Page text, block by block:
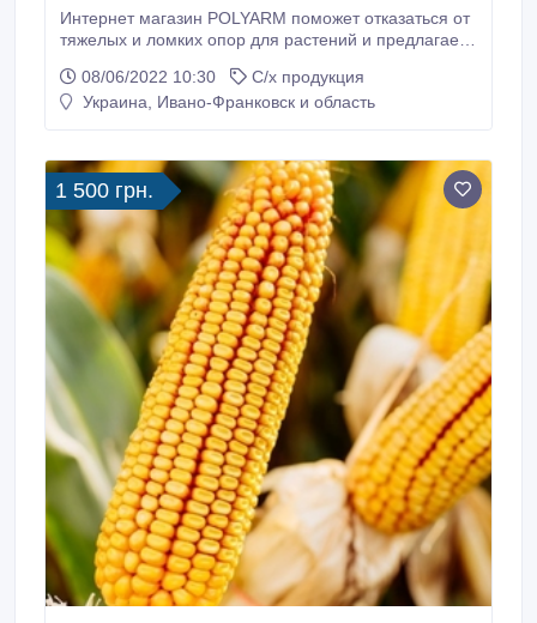
Интернет магазин POLYARM поможет отказаться от
тяжелых и ломких опор для растений и предлагает
композитных материалов. Производим Опоры и
колышки для растений из композитных материалов
производителя - НПК “Композит” не требуют особых
условий хранения.
08/06/2022 10:30
С/х продукция
Украина, Ивано-Франковск и область
1 500 грн.